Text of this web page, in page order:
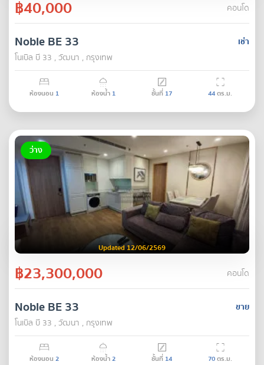
฿40,000 คอนโด
เช่า
Noble BE 33
โนเบิล บี 33 , วัฒนา , กรุงเทพ
ห้องนอน 1 ห้องน้ำ 1 ชั้นที่ 17 44ตร.ม.
ว่าง
Updated 12/06/2569
฿23,300,000 คอนโด
ขาย
Noble BE 33
โนเบิล บี 33 , วัฒนา , กรุงเทพ
ห้องนอน 2 ห้องน้ำ2 ชั้นที่ 14 70ตร.ม.